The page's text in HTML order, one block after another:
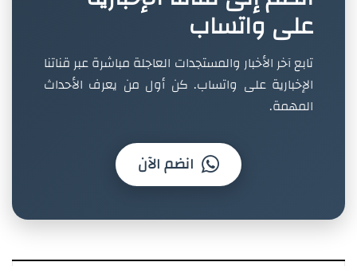
على واتساب
تابع آخر الأخبار والمستجدات العاجلة مباشرة عبر قناتنا
الإخبارية على واتساب. كن أول من يعرف الأحداث
المهمة.
انضم الآن